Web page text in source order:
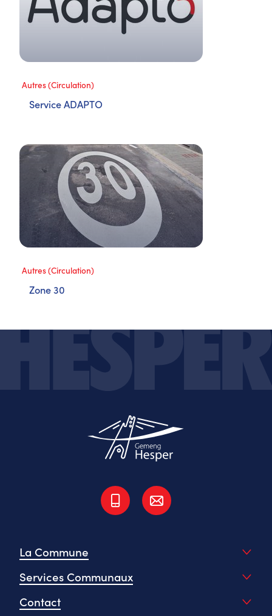
Autres (Circulation)
Service ADAPTO
Autres (Circulation)
Zone 30
La Commune
Services Communaux
Contact